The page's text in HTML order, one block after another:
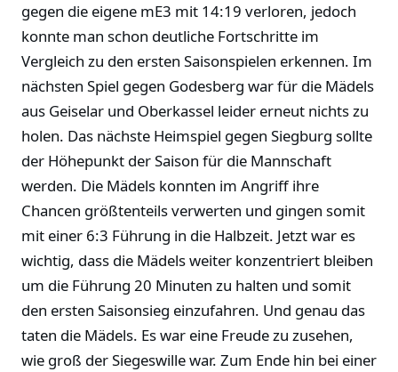
gegen die eigene mE3 mit 14:19 verloren, jedoch
konnte man schon deutliche Fortschritte im
Vergleich zu den ersten Saisonspielen erkennen. Im
nächsten Spiel gegen Godesberg war für die Mädels
aus Geiselar und Oberkassel leider erneut nichts zu
holen. Das nächste Heimspiel gegen Siegburg sollte
der Höhepunkt der Saison für die Mannschaft
werden. Die Mädels konnten im Angriff ihre
Chancen größtenteils verwerten und gingen somit
mit einer 6:3 Führung in die Halbzeit. Jetzt war es
wichtig, dass die Mädels weiter konzentriert bleiben
um die Führung 20 Minuten zu halten und somit
den ersten Saisonsieg einzufahren. Und genau das
taten die Mädels. Es war eine Freude zu zusehen,
wie groß der Siegeswille war. Zum Ende hin bei einer